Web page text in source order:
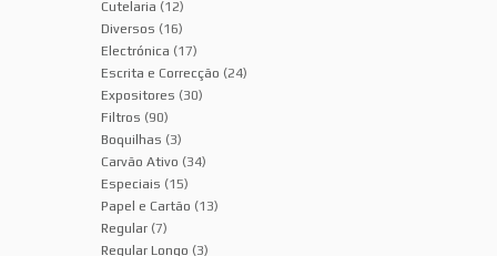
Cutelaria (12)
Diversos (16)
Electrónica (17)
Escrita e Correcção (24)
Expositores (30)
Filtros (90)
Boquilhas (3)
Carvão Ativo (34)
Especiais (15)
Papel e Cartão (13)
Regular (7)
Regular Longo (3)